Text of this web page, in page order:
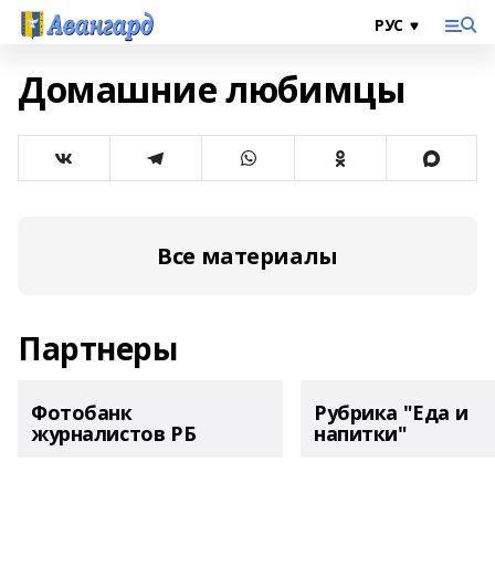
Домашние любимцы
Все материалы
Партнеры
Фотобанк
журналистов РБ
Рубрика "Еда и
напитки"